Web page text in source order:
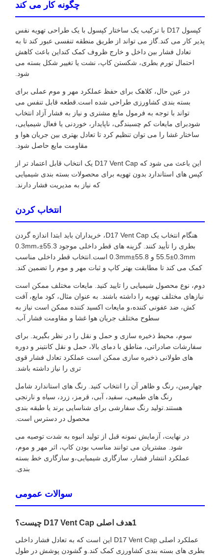
چگونه کار می کند
کپسول D17 با ترکیب یک ساختار کپسول با یک طراحی تهویه نفس
پذیر کار می کند.گاز می تواند از طریق منطقه تنفسی عبور کند تا به
تعادل فشار بین داخل و خارج ظروف کمک کنداین باعث کاهش
احتمال تورم بطری، شکستن کاپ، نشت یا تغییر شکل بسته می
شود.
در عین حال، کلاهک برای حفظ عملکرد مهر و موم عملی برای
بسته بندی کشاورزی طراحی شده است.قطعه قابل تنفس می
تواند با توجه به فرمول مایع مشتری و نیاز به فشار آزاد انتخاب
شودبرای مایعات کم چسبندگی، ناپایدار، خوردنی یا فعال شیمیایی،
ساختار غشا را می توان تنظیم کرد تا تعادل بهتری بین جریان هوا و
مقاومت مایع حاصل شود.
این باعث می شود که D17 Vent Cap یک انتخاب قابل اعتماد تر از
کپس های استاندارد بدون تهویه برای محصولات بسته بندی شیمیایی
که نیاز به مدیریت فشار دارند.
انتخاب کردن
هنگام انتخاب یک D17 Vent Cap، خریداران باید ابتدا اندازه گردن
بطری را تأیید کنند. گزینه های قطر داخلی موجود 55.3±0.3mm،
55.5±0.3mm و 55.8±0.3mm است.انتخاب قطر داخلی مناسب
کمک می کند تا مطابقت بهتر کاپ و ثبات مهر و موم را تضمین کند.
دوم، نوع محصول شیمیایی را تایید کنید. مایعات مختلف ممکن است
نیازهای مختلف تهویه را داشته باشند. به عنوان مثال، کود مایع، آفت
کش، ضد عفونی کننده،و مایعات اکسید کننده ممکن است نیاز به
سطوح مختلف جریان هوا غشا و مقاومت فشار آب.
سوم، محیط ذخیره سازی و حمل و نقل را در نظر بگیرید. برای
سفارشات صادراتی، مناطق با دمای بالا، حمل و نقل کانتینر و دوره
های طولانی ذخیره سازی ممکن است عملکرد تعادل فشار قوی
تری را نیاز داشته باشد.
چهارمین، رنگ و ظاهر آن را انتخاب کنید. رنگ های استاندارد شامل
رنگ های طبیعی، سفید، آبی، قرمز، زرد، سیاه و نارنجی
هستند.تولید رنگ سفارشی برای شناسایی برند یا طبقه بندی
محصول در دسترس است.
در نهایت، آزمایش نمونه قبل از تولید انبوه به شدت توصیه می
شود. مشتریان می توانند مناسب بودن کاپ، اثر مهر و موم،
عملکرد انتشار فشار، سازگاری شیمیایی،و سازگاری خط بسته
بندی.
سوالات عمومی
1هدف اصلی D17 Vent Cap چیست؟
عملکرد اصلی D17 Vent Cap این است که به تعادل فشار داخلی
بطری های بسته بندی کشاورزی کمک کند.و گشودن پوشش در طول